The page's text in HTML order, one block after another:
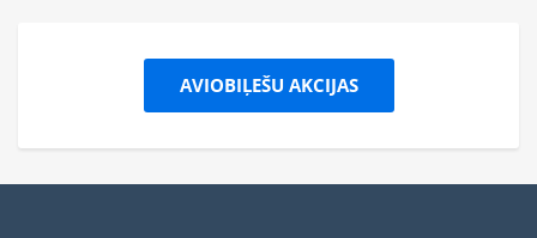
AVIOBIĻEŠU AKCIJAS